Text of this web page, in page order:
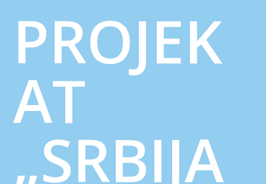
PROJEK
AT
„SRBIJA